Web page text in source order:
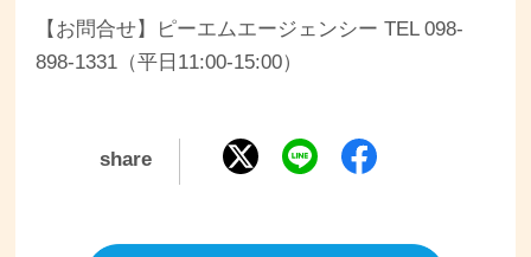
【お問合せ】ピーエムエージェンシー TEL 098-
898-1331（平日11:00-15:00）
share